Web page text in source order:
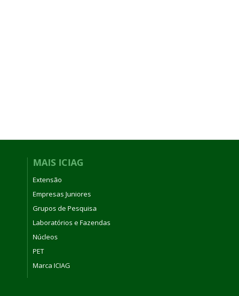
MAIS ICIAG
Extensão
Empresas Juniores
Grupos de Pesquisa
Laboratórios e Fazendas
Núcleos
PET
Marca ICIAG